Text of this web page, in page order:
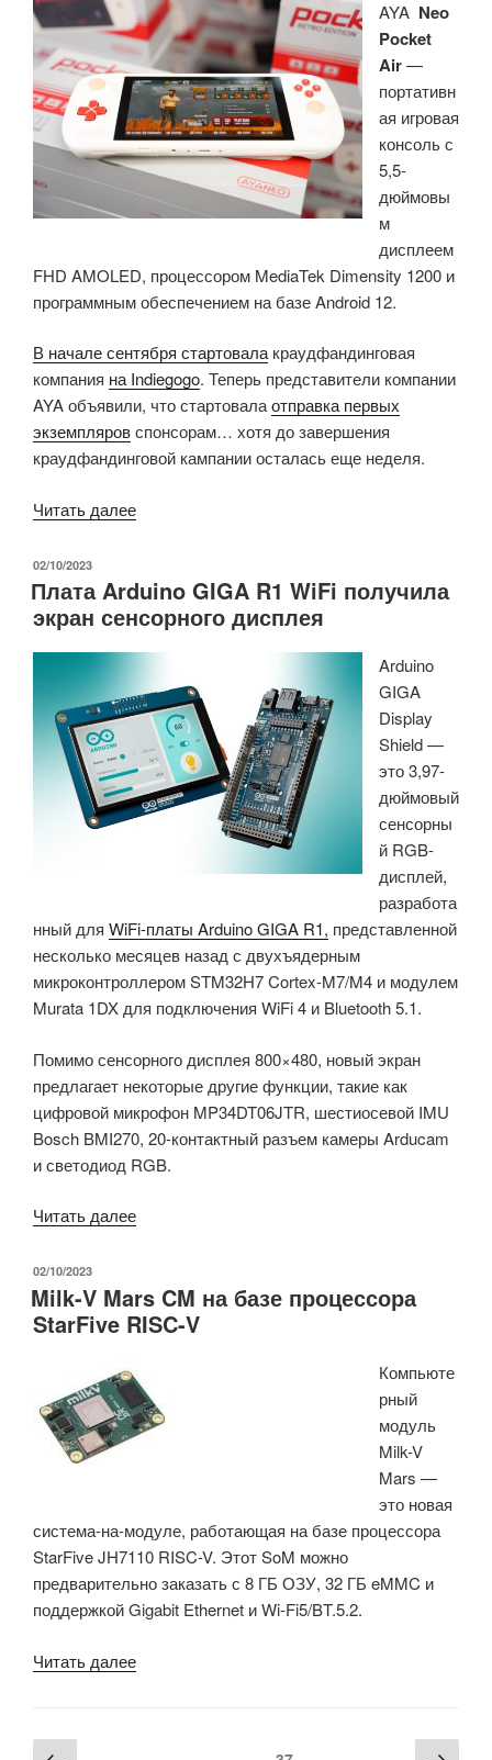
для
промышленной
автоматизации»
AYA Neo
Pocket
Air—
портативн
ая игровая
консоль с
5,5-
дюймовы
м
дисплеем
FHD AMOLED, процессором MediaTek Dimensity 1200 и
программным обеспечением на базе Android 12.
В начале сентября стартовала краудфандинговая
компания на Indiegogo. Теперь представители компании
AYA объявили, что стартовалаотправка первых
экземпляровспонсорам… хотя до завершения
краудфандинговой кампании осталась еще неделя.
Читать далее«Начались
игровой
консоли
Pocket
Air
на
платформе
Android
(краудфандинг)»
ОПУБЛИКОВАНО
02/10/2023
Плата Arduino GIGA R1 WiFi получила
экран сенсорного дисплея
Arduino
GIGA
Display
Shield —
это 3,97-
дюймовый
сенсорны
й RGB-
дисплей,
разработа
нный для WiFi-платы Arduino GIGA R1, представленной
несколько месяцев назад с двухъядерным
микроконтроллером STM32H7 Cortex-M7/M4 и модулем
Murata 1DX для подключения WiFi 4 и Bluetooth 5.1.
Помимо сенсорного дисплея 800×480, новый экран
предлагает некоторые другие функции, такие как
цифровой микрофон MP34DT06JTR, шестиосевой IMU
Bosch BMI270, 20-контактный разъем камеры Arducam
и светодиод RGB.
Читать далее«Плата
R1
WiFi
экран
сенсорного
дисплея»
ОПУБЛИКОВАНО
02/10/2023
Milk-V Mars CM на базе процессора
StarFive RISC-V
Компьюте
рный
модуль
Milk-V
Mars —
это новая
система-на-модуле, работающая на базе процессора
StarFive JH7110 RISC-V. Этот SoM можно
предварительно заказать с 8 ГБ ОЗУ, 32 ГБ eMMC и
поддержкой Gigabit Ethernet и Wi-Fi5/BT.5.2.
Читать далее«Milk-
Пагинация